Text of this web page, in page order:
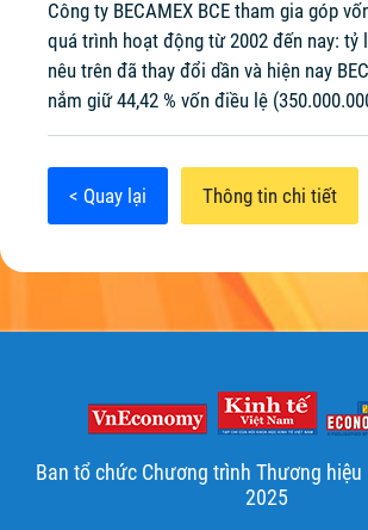
Công ty BECAMEX BCE tham gia góp
quá trình hoạt động từ 2002 đến nay: tỷ
nêu trên đã thay đổi dần và hiện nay
nắm giữ 44,42 % vốn điều lệ
< Quay lại Thông tin chi tiết
Ban tổ chức Chương trình Thương
2025